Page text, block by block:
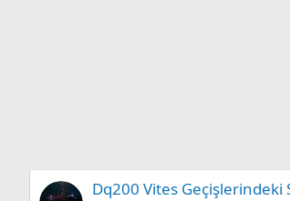
Dq200 Vites Geçişlerindeki